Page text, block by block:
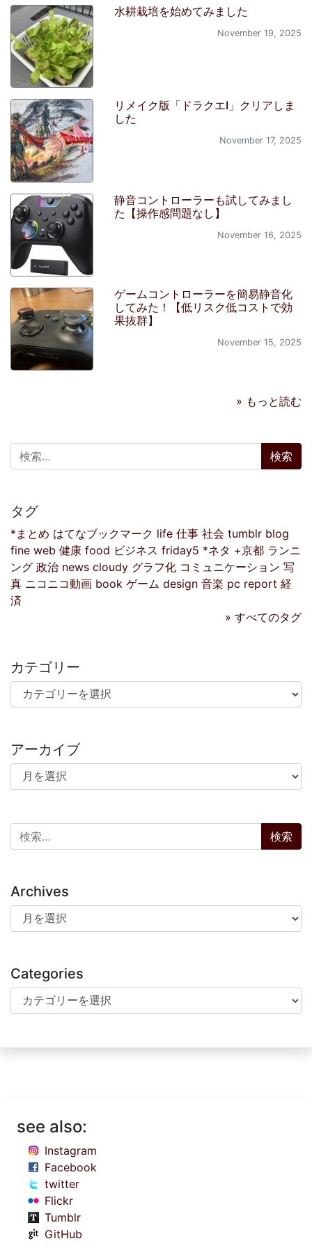
水耕栽培を始めてみました
November 19, 2025
リメイク版「ドラクエI」クリアしま
した
November 17, 2025
静音コントローラーも試してみまし
た【操作感問題なし】
November 16, 2025
ゲームコントローラーを簡易静音化
してみた！【低リスク低コストで効
果抜群】
November 15, 2025
» もっと読む
検索:
タグ
*まとめ はてなブックマーク life 仕事 社会 tumblr blog
fine web 健康 food ビジネス friday5 *ネタ +京都 ランニ
ング 政治 news cloudy グラフ化 コミュニケーション 写
真 ニコニコ動画 book ゲーム design 音楽 pc report 経
済
» すべてのタグ
カテゴリー
カテゴリー
アーカイブ
アーカイブ
検索:
Archives
Archives
Categories
Categories
see also:
Instagram
Facebook
twitter
Flickr
Tumblr
GitHub